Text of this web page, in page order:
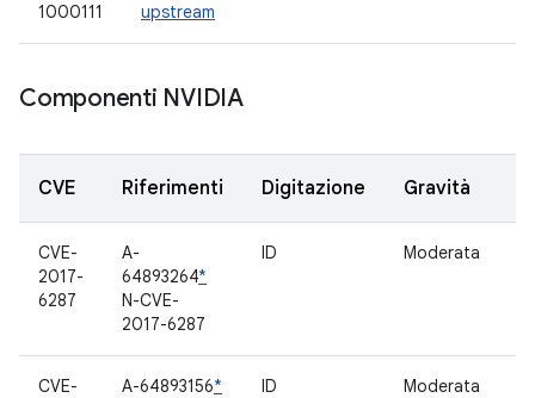
1000111
upstream
Componenti NVIDIA
CVE Riferimenti Digitazione Gravità
CVE-
2017-
6287
A-
64893264*
N-CVE-
2017-6287
ID Moderata
CVE-
A-64893156*
ID Moderata